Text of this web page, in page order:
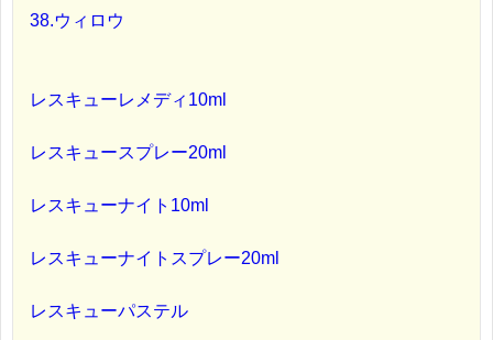
38.ウィロウ
レスキューレメディ10ml
レスキュースプレー20ml
レスキューナイト10ml
レスキューナイトスプレー20ml
レスキューパステル